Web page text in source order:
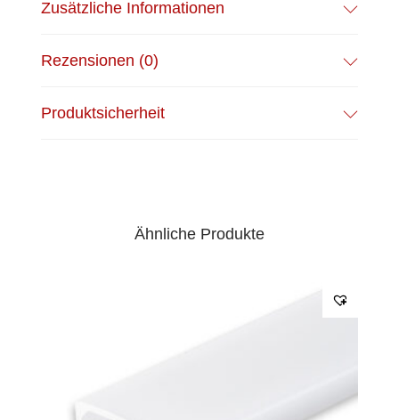
Zusätzliche Informationen
Rezensionen (0)
Produktsicherheit
Ähnliche Produkte